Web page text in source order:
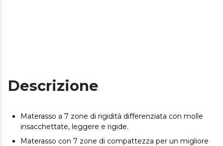
Descrizione
Materasso a 7 zone di rigidità differenziata con molle
insacchettate, leggere e rigide.
Materasso con 7 zone di compattezza per un migliore